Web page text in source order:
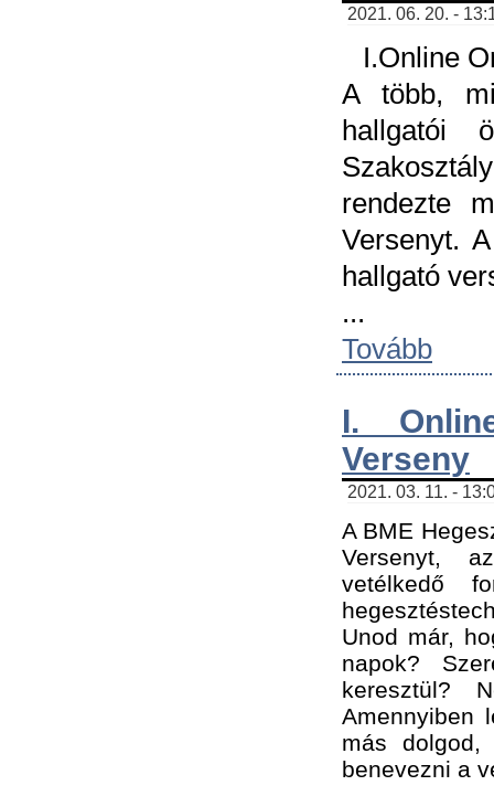
2021. 06. 20. -
I.Online
A több,
hallgatói
rendezte
Versenyt.
hallgató
...
Tovább
I.
Verseny
2021. 03. 11. -
A BME
Versenyt,
vetélkedő
Unod már,
napok?
keresztül?
Amennyiben
más
benevezni a